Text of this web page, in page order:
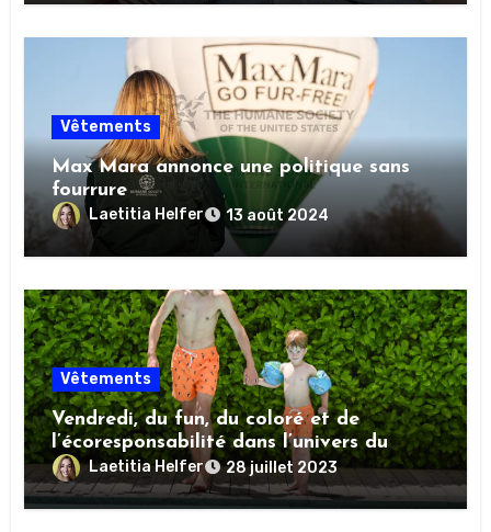
Vêtements
Max Mara annonce une politique sans
fourrure
Laetitia Helfer 13 août 2024
Vêtements
Vendredi, du fun, du coloré et de
l’écoresponsabilité dans l’univers du
maillot de bain homme
Laetitia Helfer 28 juillet 2023